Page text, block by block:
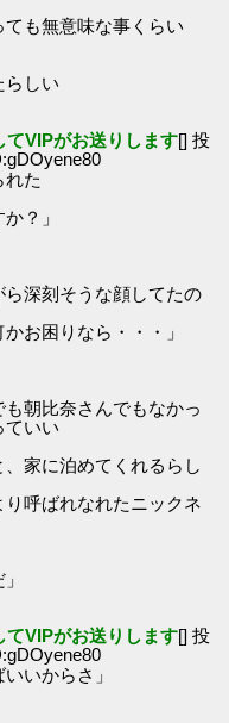
も無意味な事くらい
らしい
てVIPがお送りします[] 投
れた
？」
ら深刻そうな顔してたの
お困りなら・・・」
朝比奈さんでもなかっ
ていい
家に泊めてくれるらし
呼ばれなれたニックネ
てVIPがお送りします[] 投
いからさ」